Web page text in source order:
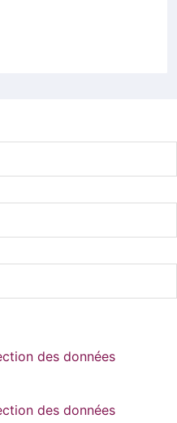
des données
des données